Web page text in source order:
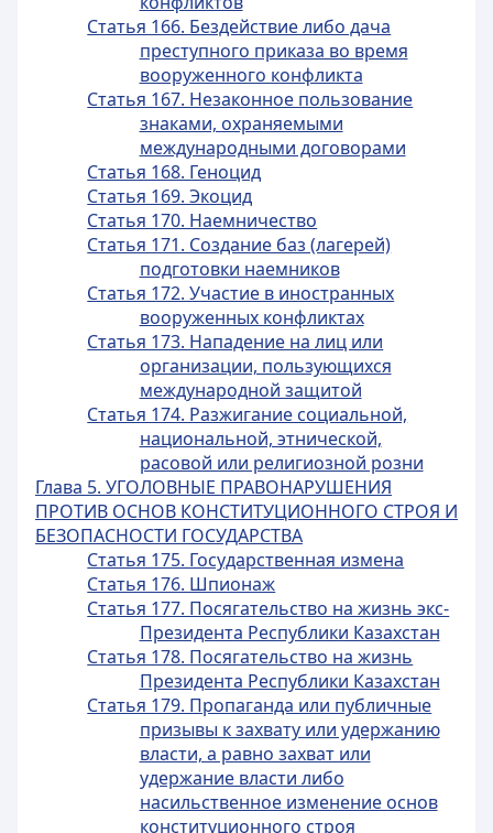
Статья 166. Бездействие либо дача
преступного приказа во время
вооруженного конфликта
Статья 167. Незаконное пользование
знаками, охраняемыми
международными договорами
Статья 168. Геноцид
Статья 169. Экоцид
Статья 170. Наемничество
Статья 171. Создание баз (лагерей)
подготовки наемников
Статья 172. Участие в иностранных
вооруженных конфликтах
Статья 173. Нападение на лиц или
организации, пользующихся
международной защитой
Статья 174. Разжигание социальной,
национальной, этнической,
расовой или религиозной розни
Глава 5. УГОЛОВНЫЕ ПРАВОНАРУШЕНИЯ
ПРОТИВ ОСНОВ КОНСТИТУЦИОННОГО СТРОЯ И
БЕЗОПАСНОСТИ ГОСУДАРСТВА
Статья 175. Государственная измена
Статья 176. Шпионаж
Статья 177. Посягательство на жизнь экс-
Президента Республики Казахстан
Статья 178. Посягательство на жизнь
Президента Республики Казахстан
Статья 179. Пропаганда или публичные
призывы к захвату или удержанию
власти, а равно захват или
удержание власти либо
насильственное изменение основ
конституционного строя